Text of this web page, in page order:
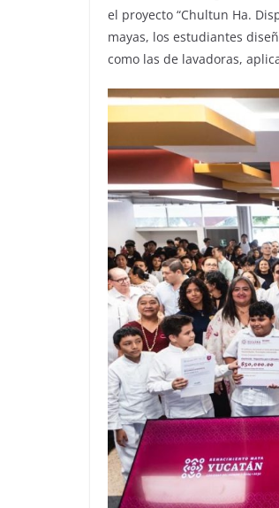
el proyecto “Chultun Ha.
mayas, los estudiantes
como las de lavadoras,